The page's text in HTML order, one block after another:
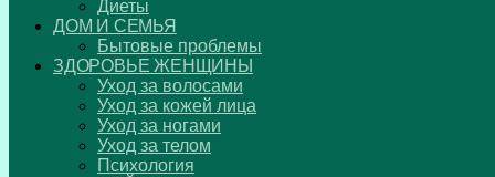
Диеты
ДОМ И СЕМЬЯ
Бытовые проблемы
ЗДОРОВЬЕ ЖЕНЩИНЫ
Уход за волосами
Уход за кожей лица
Уход за ногами
Уход за телом
Психология